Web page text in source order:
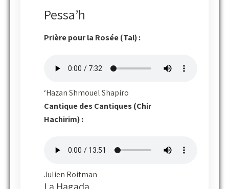
Pessa’h
Prière pour la Rosée (Tal) :
‘Hazan Shmouel Shapiro
Cantique des Cantiques (Chir
Hachirim) :
Julien Roitman